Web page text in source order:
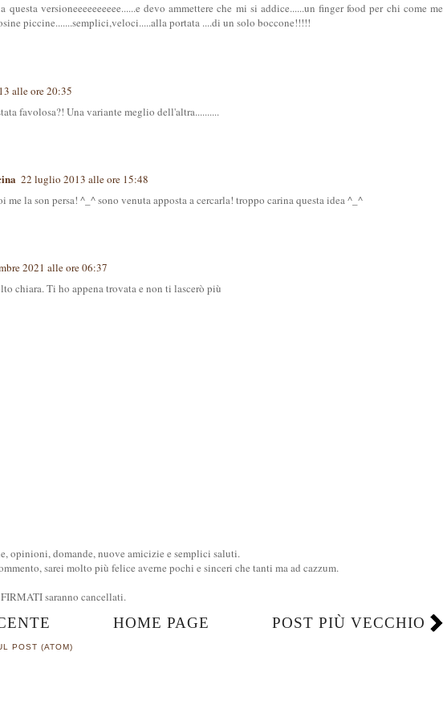
questa versioneeeeeeeeee......e devo ammettere che mi si addice......un finger food per chi come me
piccine.......semplici,veloci.....alla portata ....di un solo boccone!!!!!
alle ore 20:35
favolosa?! Una variante meglio dell'altra..........
22 luglio 2013 alle ore 15:48
me la son persa! ^_^ sono venuta apposta a cercarla! troppo carina questa idea ^_^
2021 alle ore 06:37
chiara. Ti ho appena trovata e non ti lascerò più
opinioni, domande, nuove amicizie e semplici saluti.
sarei molto più felice averne pochi e sinceri che tanti ma ad cazzum.
saranno cancellati.
POST PIÙ VECCHIO
HOME PAGE
POST (ATOM)